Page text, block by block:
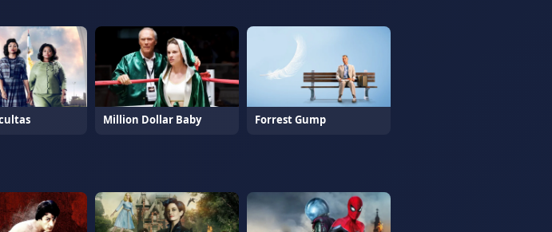
Million Dollar Baby Forrest Gump